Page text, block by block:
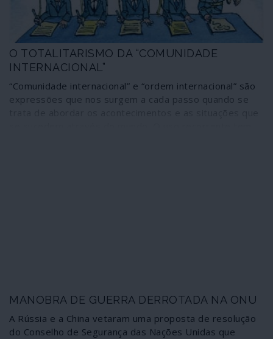
O TOTALITARISMO DA “COMUNIDADE
INTERNACIONAL”
“Comunidade internacional” e “ordem internacional” são
expressões que nos surgem a cada passo quando se
MANOBRA DE GUERRA DERROTADA NA ONU
A Rússia e a China vetaram uma proposta de resolução
do Conselho de Segurança das Nações Unidas que